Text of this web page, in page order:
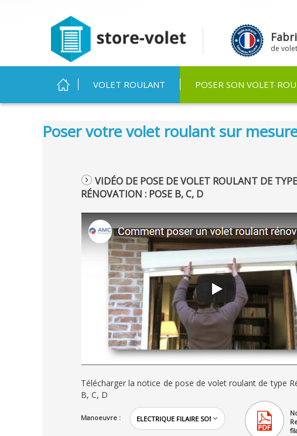
de
VOLET ROULANT
POSER SON VOLET
Vous êtes ici
Poser votre volet roulant sur
VIDÉO DE POSE DE VOLET ROULANT DE TYPE
RÉNOVATION : POSE B, C, D
Télécharger la notice de pose de volet roulant de type
B, C, D
Manoeuvre :